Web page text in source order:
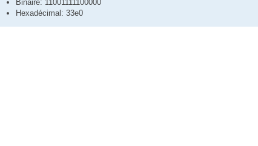
Binaire: 11001111100000
Hexadécimal: 33e0